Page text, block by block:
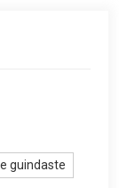
guindaste